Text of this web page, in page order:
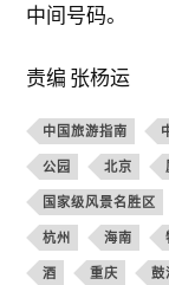
中间号码。
责编 张杨运
中国旅游指南
公园 北京
国家级风景名胜区
杭州 海南
酒 重庆 鼓